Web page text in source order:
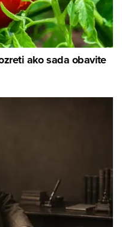
ako sada obavite